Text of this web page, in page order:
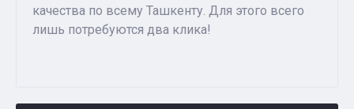
качества по всему Ташкенту. Для этого всего
лишь потребуются два клика!